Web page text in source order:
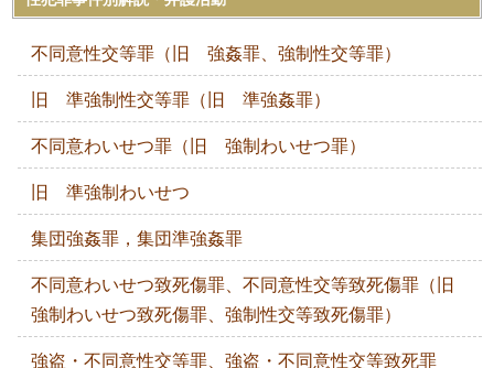
不同意性交等罪（旧 強姦罪、強制性交等罪）
旧 準強制性交等罪（旧 準強姦罪）
不同意わいせつ罪（旧 強制わいせつ罪）
旧 準強制わいせつ
集団強姦罪，集団準強姦罪
不同意わいせつ致死傷罪、不同意性交等致死傷罪（旧
強制わいせつ致死傷罪、強制性交等致死傷罪）
強盗・不同意性交等罪、強盗・不同意性交等致死罪